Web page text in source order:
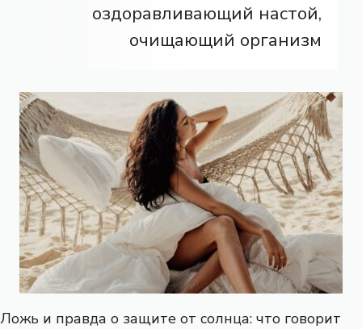
оздоравливающий настой,
очищающий организм
Ложь и правда о защите от солнца: что говорит